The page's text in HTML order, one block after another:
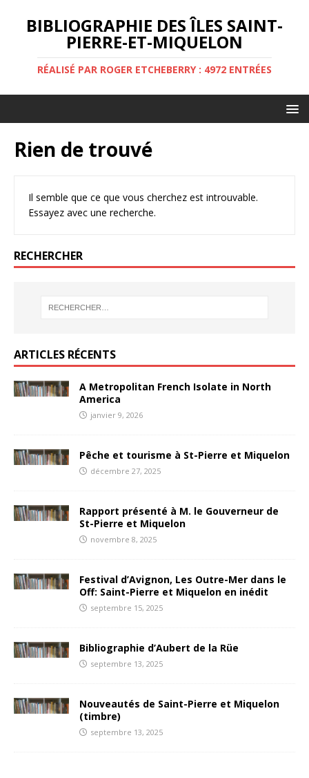
BIBLIOGRAPHIE DES ÎLES SAINT-
PIERRE-ET-MIQUELON
RÉALISÉ PAR ROGER ETCHEBERRY : 4972 ENTRÉES
Rien de trouvé
Il semble que ce que vous cherchez est introuvable.
Essayez avec une recherche.
RECHERCHER
ARTICLES RÉCENTS
A Metropolitan French Isolate in North
America
janvier 9, 2026
Pêche et tourisme à St-Pierre et Miquelon
décembre 27, 2025
Rapport présenté à M. le Gouverneur de
St-Pierre et Miquelon
novembre 8, 2025
Festival d’Avignon, Les Outre-Mer dans le
Off: Saint-Pierre et Miquelon en inédit
septembre 15, 2025
Bibliographie d’Aubert de la Rüe
septembre 13, 2025
Nouveautés de Saint-Pierre et Miquelon
(timbre)
septembre 13, 2025